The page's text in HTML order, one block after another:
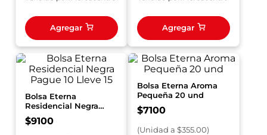
Agregar Agregar
Bolsa Eterna
Residencial Negra
Pague 10 Lleve 15
$9100
Bolsa Eterna Aroma
Pequeña 20 und
$7100
(Unidad a $355.00)